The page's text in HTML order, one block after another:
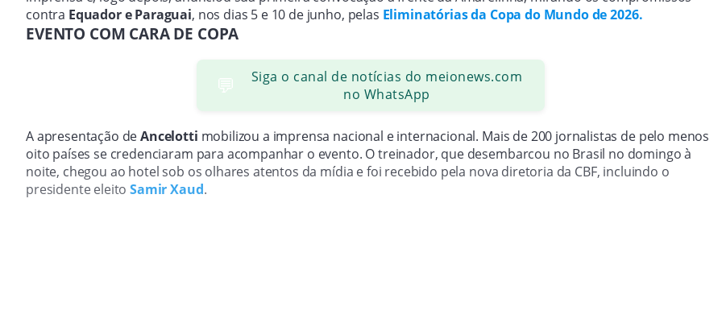
contra Equador e Paraguai, nos dias 5 e 10 de junho, pelas Eliminatórias da Copa do Mundo de 2026.
EVENTO COM CARA DE COPA
💬
Siga o canal de notícias do meionews.com
no WhatsApp
A apresentação deAncelotti mobilizou a imprensa nacional e internacional. Mais de 200 jornalistas de pelo menos
oito países se credenciaram para acompanhar o evento. O treinador, que desembarcou no Brasil no domingo à
noite, chegou ao hotel sob os olhares atentos da mídia e foi recebido pela nova diretoria da CBF, incluindo o
presidente eleitoSamir Xaud.